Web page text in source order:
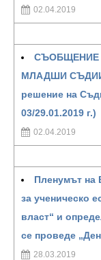
02.04.2019
СЪОБЩЕНИЕ
МЛАДШИ
решение на
03/29.01.2019 г.)
02.04.2019
Пленумът на
за ученическо
власт“ и
се проведе
28.03.2019